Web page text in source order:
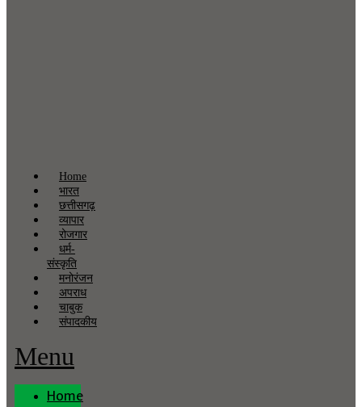
Home
भारत
छत्तीसगढ़
व्यापार
रोजगार
धर्म-
संस्कृति
मनोरंजन
अपराध
चाबुक
संपादकीय
Menu
Home